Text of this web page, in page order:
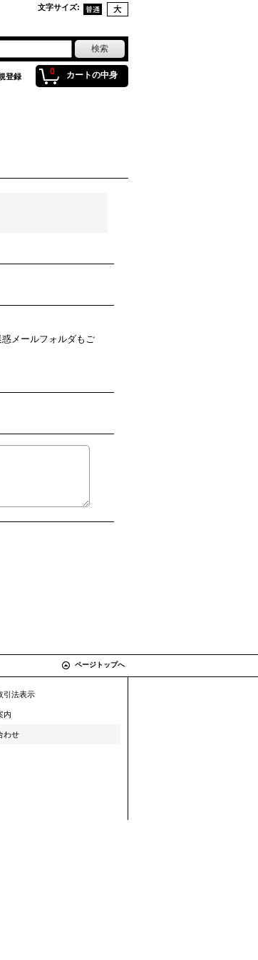
文字サイズ:
0 カートの中身
登録
メールフォルダもご
ページトップへ
引法表示
内
わせ